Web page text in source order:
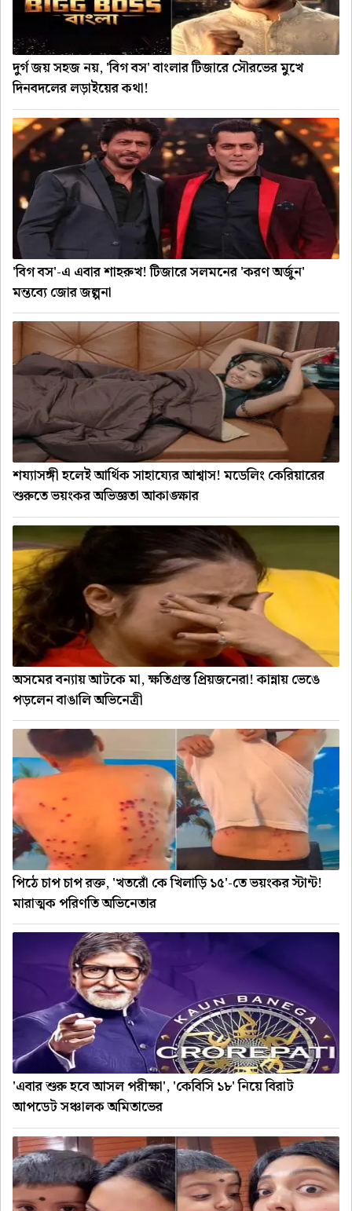
দুর্গ জয় সহজ নয়, 'বিগ বস' বাংলার টিজারে সৌরভের মুখে
দিনবদলের লড়াইয়ের কথা!
'বিগ বস'-এ এবার শাহরুখ! টিজারে সলমনের 'করণ অর্জুন'
মন্তব্যে জোর জল্পনা
শয্যাসঙ্গী হলেই আর্থিক সাহায্যের আশ্বাস! মডেলিং কেরিয়ারের
শুরুতে ভয়ংকর অভিজ্ঞতা আকাঙ্ক্ষার
অসমের বন্যায় আটকে মা, ক্ষতিগ্রস্ত প্রিয়জনেরা! কান্নায় ভেঙে
পড়লেন বাঙালি অভিনেত্রী
পিঠে চাপ চাপ রক্ত, 'খতরোঁ কে খিলাড়ি ১৫'-তে ভয়ংকর স্টান্ট!
মারাত্মক পরিণতি অভিনেতার
'এবার শুরু হবে আসল পরীক্ষা', 'কেবিসি ১৮' নিয়ে বিরাট
আপডেট সঞ্চালক অমিতাভের